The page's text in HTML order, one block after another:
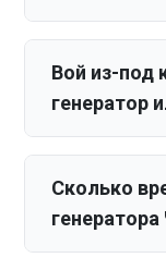
Вой из-под
генератор
Сколько